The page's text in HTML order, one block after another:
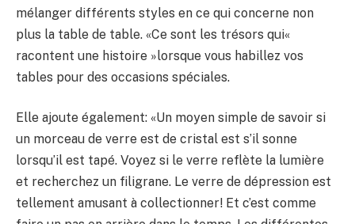
mélanger différents styles en ce qui concerne non
plus la table de table. «Ce sont les trésors qui«
racontent une histoire »lorsque vous habillez vos
tables pour des occasions spéciales.
Elle ajoute également: «Un moyen simple de savoir si
un morceau de verre est de cristal est s’il sonne
lorsqu’il est tapé. Voyez si le verre reflète la lumière
et recherchez un filigrane. Le verre de dépression est
tellement amusant à collectionner! Et c’est comme